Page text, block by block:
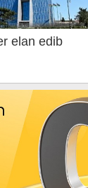
elan edib